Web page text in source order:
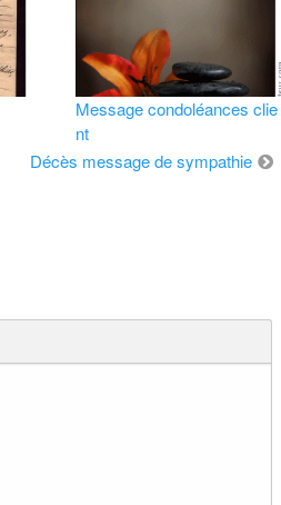
Message condoléances clie
nt
Décès message de sympathie